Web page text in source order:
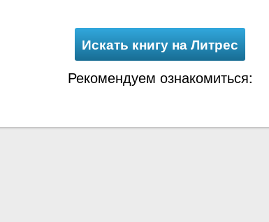
Искать книгу на Литрес
Рекомендуем ознакомиться: